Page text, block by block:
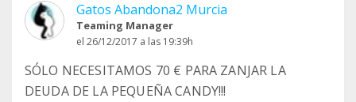
Gatos Abandona2 Murcia
Teaming Manager
el 26/12/2017 a las 19:39h
SÓLO NECESITAMOS 70 € PARA ZANJAR LA
DEUDA DE LA PEQUEÑA CANDY!!!